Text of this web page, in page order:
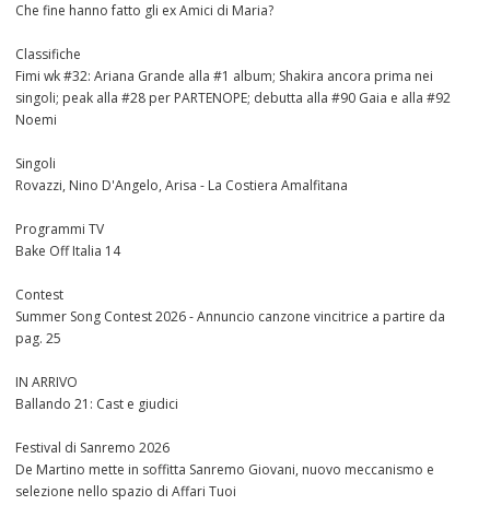
Che fine hanno fatto gli ex Amici di Maria?
Classifiche
Fimi wk #32: Ariana Grande alla #1 album; Shakira ancora prima nei
singoli; peak alla #28 per PARTENOPE; debutta alla #90 Gaia e alla #92
Noemi
Singoli
Rovazzi, Nino D'Angelo, Arisa - La Costiera Amalfitana
Programmi TV
Bake Off Italia 14
Contest
Summer Song Contest 2026 - Annuncio canzone vincitrice a partire da
pag. 25
IN ARRIVO
Ballando 21: Cast e giudici
Festival di Sanremo 2026
De Martino mette in soffitta Sanremo Giovani, nuovo meccanismo e
selezione nello spazio di Affari Tuoi